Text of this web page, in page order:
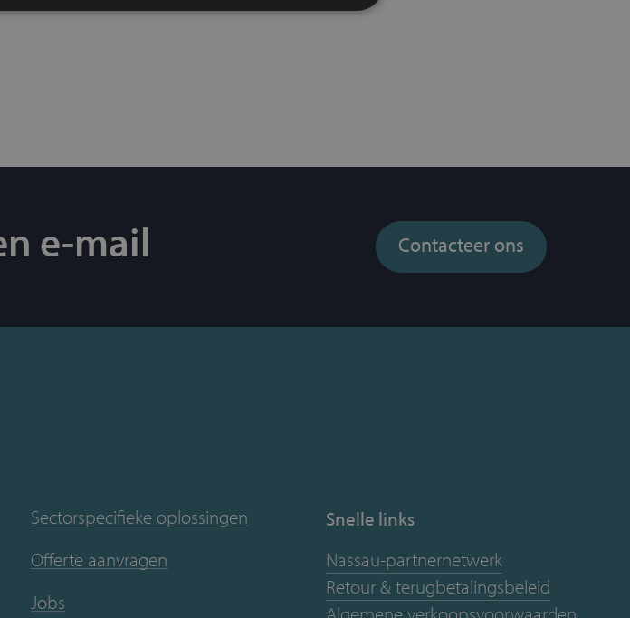
e-mail Contacteer ons
Sectorspecifieke oplossingen
Offerte aanvragen
Jobs
Snelle links
Nassau-partnernetwerk
Retour & terugbetalingsbeleid
Algemene verkoopsvoorwaarden